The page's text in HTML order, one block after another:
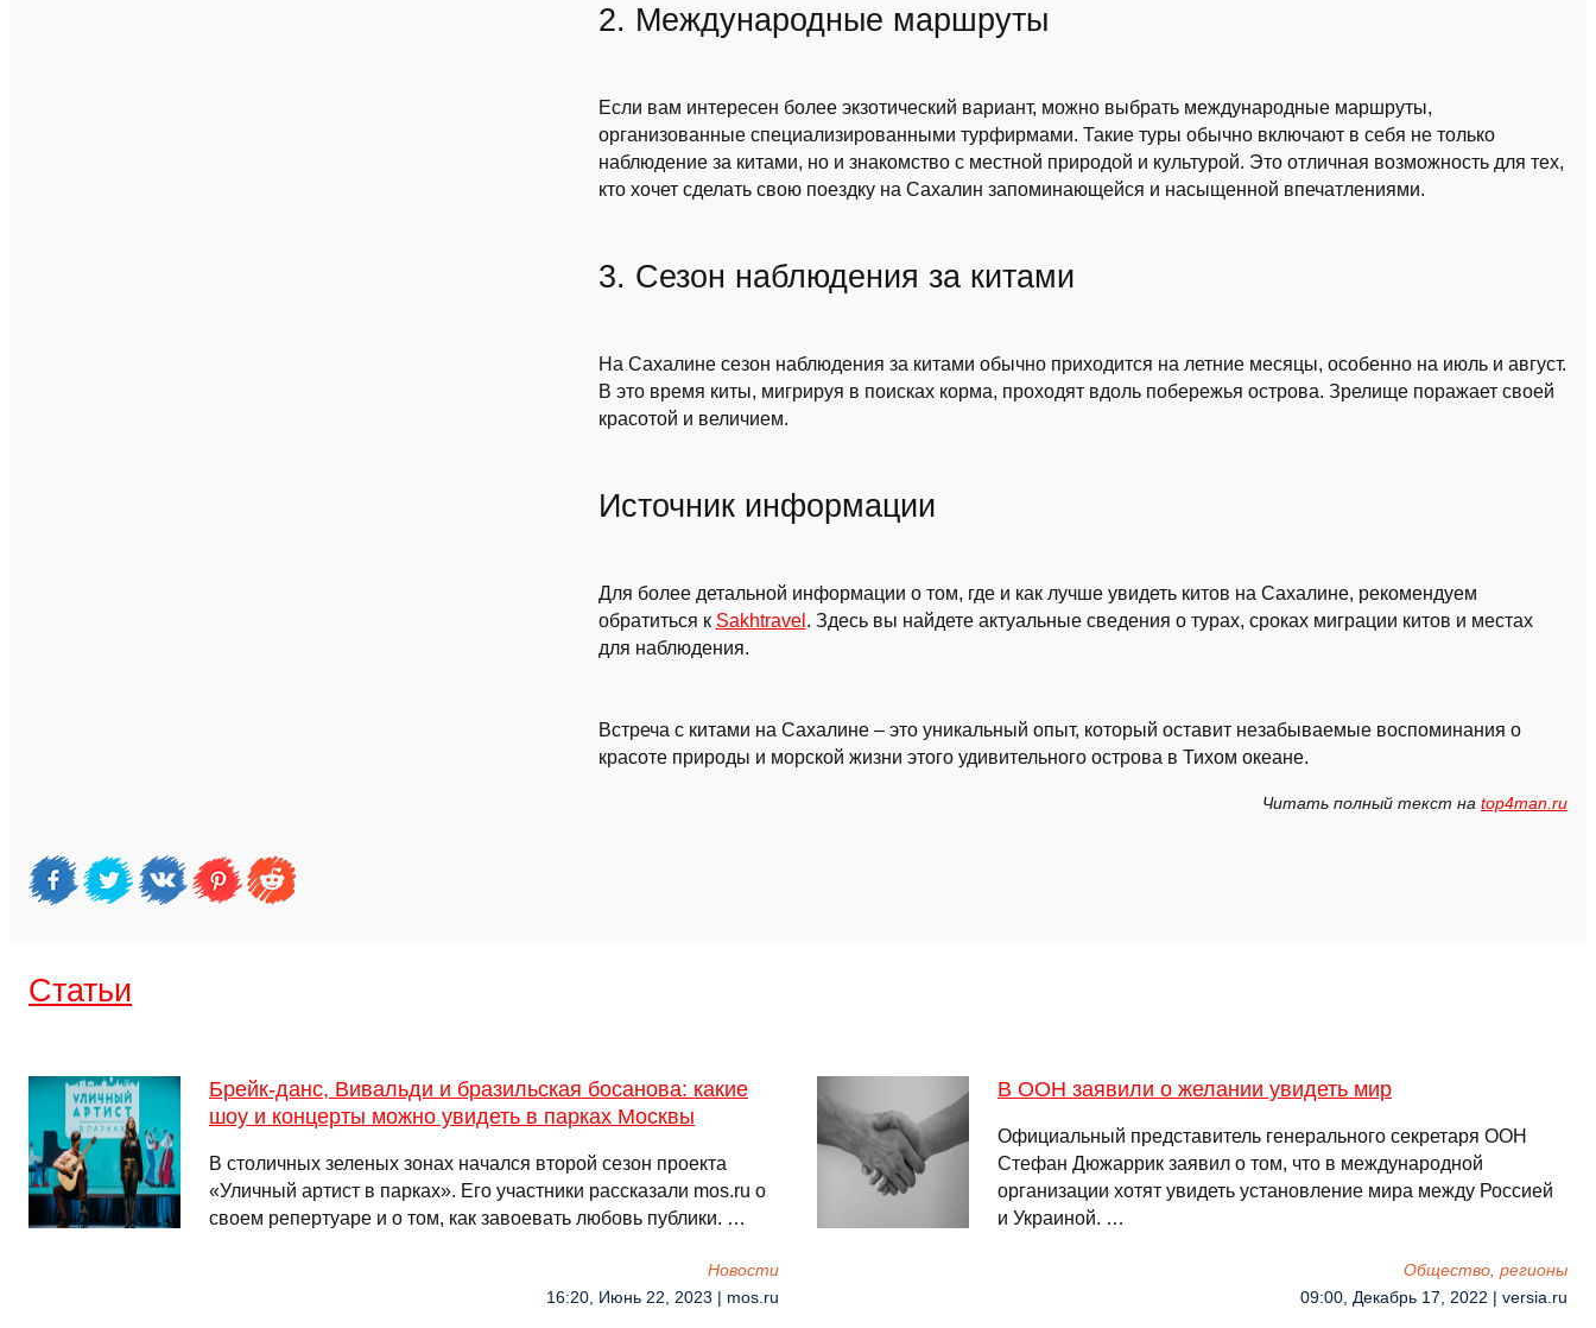
2. Международные маршруты
Если вам интересен более экзотический вариант, можно выбрать международные маршруты,
организованные специализированными турфирмами. Такие туры обычно включают в себя не только
наблюдение за китами, но и знакомство с местной природой и культурой. Это отличная возможность для тех,
кто хочет сделать свою поездку на Сахалин запоминающейся и насыщенной впечатлениями.
3. Сезон наблюдения за китами
На Сахалине сезон наблюдения за китами обычно приходится на летние месяцы, особенно на июль и август.
В это время киты, мигрируя в поисках корма, проходят вдоль побережья острова. Зрелище поражает своей
красотой и величием.
Источник информации
Для более детальной информации о том, где и как лучше увидеть китов на Сахалине, рекомендуем
обратиться к Sakhtravel . Здесь вы найдете актуальные сведения о турах, сроках миграции китов и местах
для наблюдения.
Встреча с китами на Сахалине – это уникальный опыт, который оставит незабываемые воспоминания о
красоте природы и морской жизни этого удивительного острова в Тихом океане.
Читать полный текст на top4man.ru
Cтатьи
Брейк-данс, Вивальди и бразильская босанова: какие
шоу и концерты можно увидеть в парках Москвы
В столичных зеленых зонах начался второй сезон проекта
«Уличный артист в парках». Его участники рассказали mos.ru о
своем репертуаре и о том, как завоевать любовь публики. …
Новости
16:20, Июнь 22, 2023 | mos.ru
В ООН заявили о желании увидеть мир
Официальный представитель генерального секретаря ООН
Стефан Дюжаррик заявил о том, что в международной
организации хотят увидеть установление мира между Россией
и Украиной. …
Общество, регионы
09:00, Декабрь 17, 2022 | versia.ru